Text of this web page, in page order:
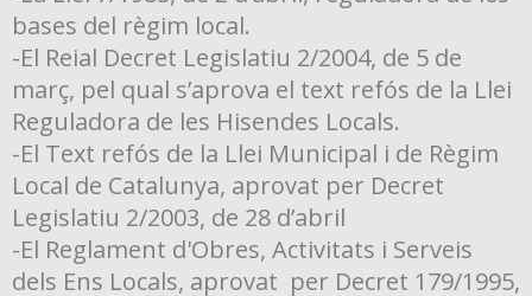
bases del règim local.
-El Reial Decret Legislatiu 2/2004, de 5 de
març, pel qual s’aprova el text refós de la Llei
Reguladora de les Hisendes Locals.
-El Text refós de la Llei Municipal i de Règim
Local de Catalunya, aprovat per Decret
Legislatiu 2/2003, de 28 d’abril
-El Reglament d'Obres, Activitats i Serveis
dels Ens Locals, aprovat per Decret 179/1995,